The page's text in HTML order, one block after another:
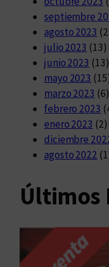
septiembre
agosto 2023
julio 2023 (13)
junio 2023 (13)
mayo 2023
marzo 2023 (6)
febrero 2023
enero 2023 (2)
diciembre
agosto 2022
Últimos